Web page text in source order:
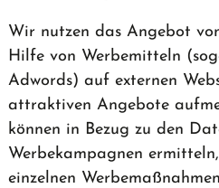
Wir nutzen das Angebot
Hilfe von Werbemitteln
Adwords) auf externen
attraktiven Angebote
können in Bezug zu den
Werbekampagnen
einzelnen